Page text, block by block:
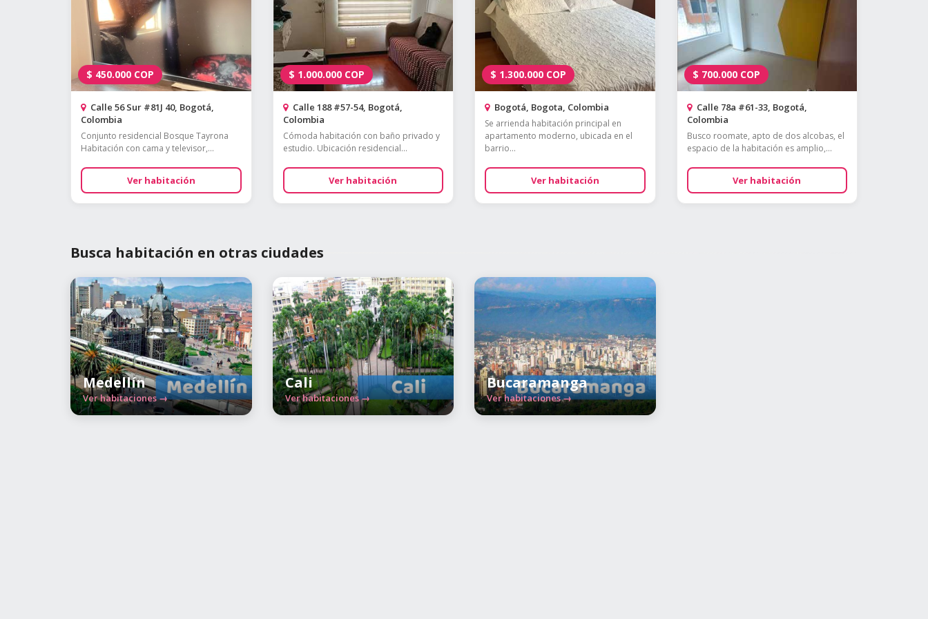
$ 450.000 COP
Calle 56 Sur #81J 40, Bogotá,
Colombia
Conjunto residencial Bosque Tayrona
Habitación con cama y televisor,...
Ver habitación
$ 1.000.000 COP
Calle 188 #57-54, Bogotá,
Colombia
Cómoda habitación con baño privado y
estudio. Ubicación residencial...
Ver habitación
$ 1.300.000 COP
Bogotá, Bogota, Colombia
Se arrienda habitación principal en
apartamento moderno, ubicada en el
barrio...
Ver habitación
$ 700.000 COP
Calle 78a #61-33, Bogotá,
Colombia
Busco roomate, apto de dos alcobas, el
espacio de la habitación es amplio,...
Ver habitación
Busca habitación en otras ciudades
Medellín
Ver habitaciones →
Cali
Ver habitaciones →
Bucaramanga
Ver habitaciones →